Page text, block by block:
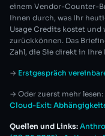
einem Vendor-Counter-
Ihnen durch, was Ihr
Usage Credits kostet
zurückkönnen. Das
Zahl, die Sie direkt in
→ Erstgespräch
→ Oder zuerst mehr lesen:
Cloud-Exit:
Quellen und Links: